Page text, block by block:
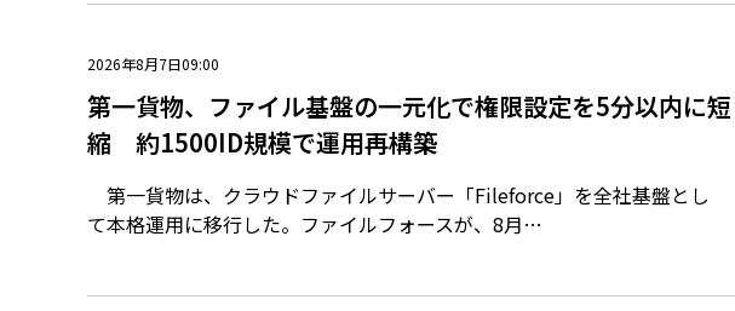
2026年8月7日09:00
第一貨物、ファイル基盤の一元化で権限設定を5分以内に短
縮 約1500ID規模で運用再構築
第一貨物は、クラウドファイルサーバー「Fileforce」を全社基盤とし
て本格運用に移行した。ファイルフォースが、8月…